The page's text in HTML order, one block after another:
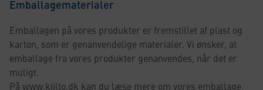
Emballagematerialer
Emballagen på vores produkter er fremstillet af plast og
karton, som er genanvendelige materialer. Vi ønsker, at
emballage fra vores produkter genanvendes, når det er
muligt.
På www.kiilto.dk kan du læse mere om vores emballage,